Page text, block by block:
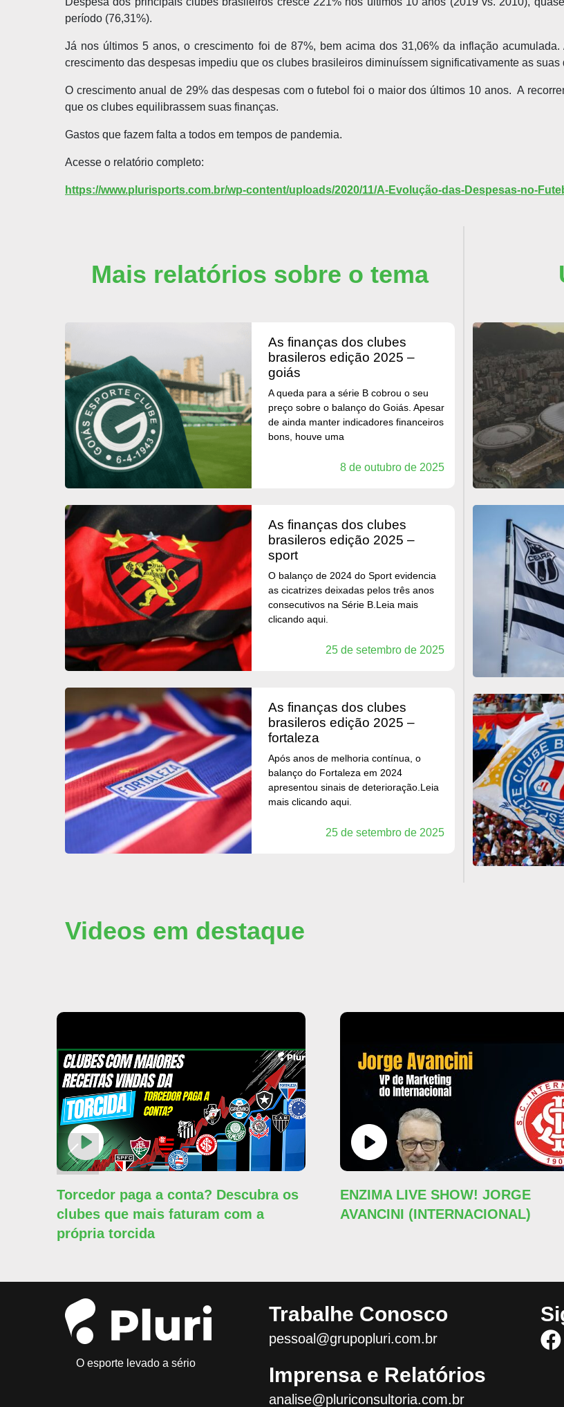
período (76,31%).
Já nos últimos 5 anos, o crescimento foi de 87%, bem acima dos 31,06% da inflação
crescimento das despesas impediu que os clubes brasileiros diminuíssem significativamente as suas
O crescimento anual de 29% das despesas com o futebol foi o maior dos últimos 10 anos. A
que os clubes equilibrassem suas finanças.
Gastos que fazem falta a todos em tempos de pandemia.
Acesse o relatório completo:
https://www.plurisports.com.br/wp-content/uploads/2020/11/A-Evolução-das-Despesas-no-
Mais relatórios sobre o tema
as finanças dos clubes
brasileros edição 2025 –
goiás
A queda para a série B cobrou o seu
preço sobre o balanço do Goiás. Apesar
de ainda manter indicadores financeiros
bons, houve uma
8 de outubro de 2025
as finanças dos clubes
brasileros edição 2025 –
sport
O balanço de 2024 do Sport evidencia
as cicatrizes deixadas pelos três anos
consecutivos na Série B.Leia mais
clicando aqui.
25 de setembro de 2025
as finanças dos clubes
brasileros edição 2025 –
fortaleza
Após anos de melhoria contínua, o
balanço do Fortaleza em 2024
apresentou sinais de deterioração.Leia
mais clicando aqui.
25 de setembro de 2025
Videos em destaque
Torcedor paga a conta? Descubra os
clubes que mais faturam com a
própria torcida
ENZIMA LIVE SHOW! JORGE
AVANCINI (INTERNACIONAL)
O esporte levado a sério
Trabalhe Conosco
pessoal@grupopluri.com.br
Imprensa e Relatórios
analise@pluriconsultoria.com.br